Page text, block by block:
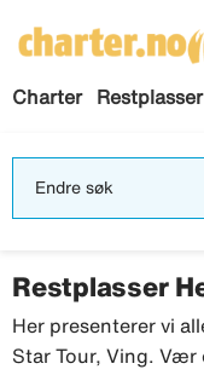
Charter Restplasser
Endre søk
Restplasser
Her presenterer vi
Star Tour, Ving. Vær